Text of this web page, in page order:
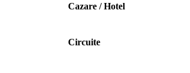
Cazare / Hotel
Circuite